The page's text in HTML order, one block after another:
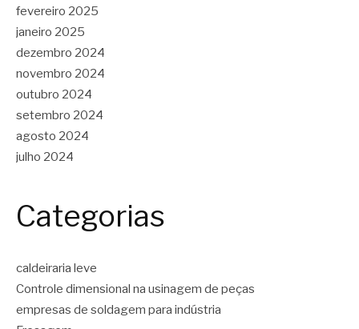
fevereiro 2025
janeiro 2025
dezembro 2024
novembro 2024
outubro 2024
setembro 2024
agosto 2024
julho 2024
Categorias
caldeiraria leve
Controle dimensional na usinagem de peças
empresas de soldagem para indústria